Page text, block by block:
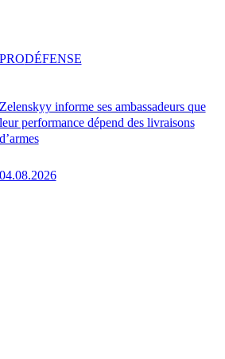
Zelenskyy informe ses ambassadeurs que
leur performance dépend des livraisons
d’armes
04.08.2026
PRODÉFENSE